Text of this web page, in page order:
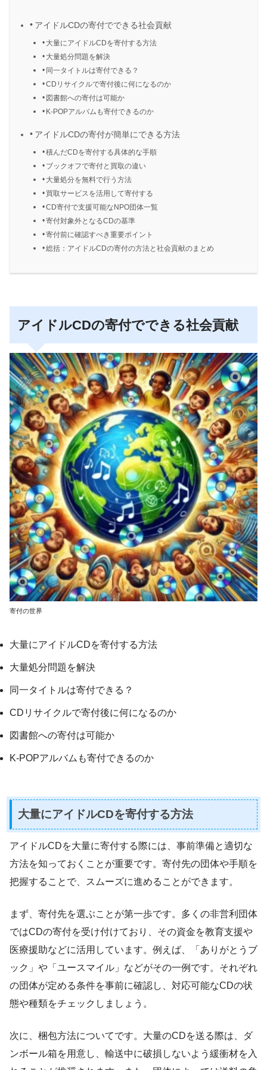
アイドルCDの寄付でできる社会貢献
大量にアイドルCDを寄付する方法
大量処分問題を解決
同一タイトルは寄付できる？
CDリサイクルで寄付後に何になるのか
図書館への寄付は可能か
K-POPアルバムも寄付できるのか
アイドルCDの寄付が簡単にできる方法
積んだCDを寄付する具体的な手順
ブックオフで寄付と買取の違い
大量処分を無料で行う方法
買取サービスを活用して寄付する
CD寄付で支援可能なNPO団体一覧
寄付対象外となるCDの基準
寄付前に確認すべき重要ポイント
総括：アイドルCDの寄付の方法と社会貢献のまとめ
アイドルCDの寄付でできる社会貢献
寄付の世界
大量にアイドルCDを寄付する方法
大量処分問題を解決
同一タイトルは寄付できる？
CDリサイクルで寄付後に何になるのか
図書館への寄付は可能か
K-POPアルバムも寄付できるのか
大量にアイドルCDを寄付する方法
アイドルCDを大量に寄付する際には、事前準備と適切な
方法を知っておくことが重要です。寄付先の団体や手順を
把握することで、スムーズに進めることができます。
まず、寄付先を選ぶことが第一歩です。多くの非営利団体
ではCDの寄付を受け付けており、その資金を教育支援や
医療援助などに活用しています。例えば、「ありがとうブ
ック」や「ユースマイル」などがその一例です。それぞれ
の団体が定める条件を事前に確認し、対応可能なCDの状
態や種類をチェックしましょう。
次に、梱包方法についてです。大量のCDを送る際は、ダ
ンボール箱を用意し、輸送中に破損しないよう緩衝材を入